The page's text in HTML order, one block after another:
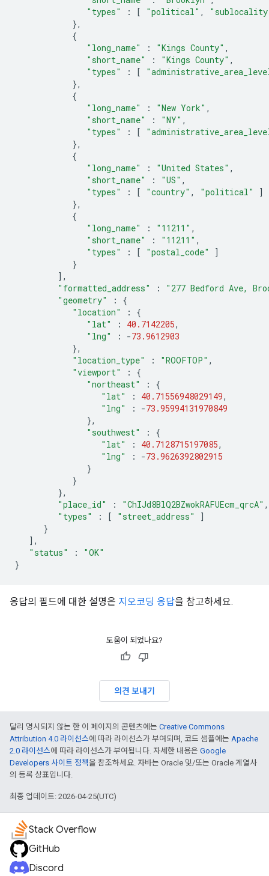
"types"
: [ "political" ,
},
{
"long_name"
: "Kings County" ,
"short_name"
: "Kings County" ,
"types"
: [
},
{
"long_name"
: "New York" ,
"short_name"
: "NY" ,
"types"
: [
},
{
"long_name"
: "United States" ,
"short_name"
: "US" ,
"types"
: [ "country" , "political"
]
},
{
"long_name"
: "11211" ,
"short_name"
: "11211" ,
"types"
: [ "postal_code"
]
}
],
"formatted_address"
:
"277 Bedford Ave,
"geometry"
:
{
"location"
:
{
"lat"
: 40.7142205,
"lng"
: -73.9612903
},
"location_type"
: "ROOFTOP" ,
"viewport"
:
{
"northeast"
:
{
"lat"
: 40.71556948029149,
"lng"
: -73.95994131970849
},
"southwest"
:
{
"lat"
: 40.7128715197085,
"lng"
: -73.9626392802915
}
}
},
"place_id"
: "ChIJd8BlQ2BZwokRAFUEcm_qrcA" ,
"types"
: [ "street_address"
]
}
],
"status"
:
"OK"
}
응답의 필드에 대한 설명은 지오코딩 응답을 참고하세요.
도움이 되었나요?
의견 보내기
달리 명시되지 않는 한 이 페이지의 콘텐츠에는 Creative Commons
Attribution 4.0 라이선스에 따라 라이선스가 부여되며, 코드 샘플에는 Apache
2.0 라이선스에 따라 라이선스가 부여됩니다. 자세한 내용은 Google
Developers 사이트 정책을 참조하세요. 자바는 Oracle 및/또는 Oracle 계열사
의 등록 상표입니다.
최종 업데이트: 2026-04-25(UTC)
Stack Overflow
GitHub
Discord